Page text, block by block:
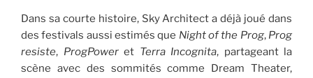
Dans sa courte histoire, Sky Architect a déjà joué dans
des festivals aussi estimés que Night of the Prog, Prog
resiste, ProgPoweret Terra Incognita, partageant la
scène avec des sommités comme Dream Theater,